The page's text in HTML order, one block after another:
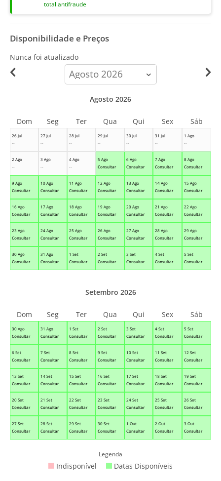
total antifraude
Disponibilidade e Preços
Nunca foi atualizado
calendar-
month
26 Jul
--
27 Jul
--
28 Jul
--
29 Jul
--
30 Jul
--
31 Jul
--
1 Ago
--
2 Ago
--
3 Ago
--
4 Ago
--
5 Ago
Consultar
6 Ago
Consultar
7 Ago
Consultar
8 Ago
Consultar
9 Ago
Consultar
10 Ago
Consultar
11 Ago
Consultar
12 Ago
Consultar
13 Ago
Consultar
14 Ago
Consultar
15 Ago
Consultar
16 Ago
Consultar
17 Ago
Consultar
18 Ago
Consultar
19 Ago
Consultar
20 Ago
Consultar
21 Ago
Consultar
22 Ago
Consultar
23 Ago
Consultar
24 Ago
Consultar
25 Ago
Consultar
26 Ago
Consultar
27 Ago
Consultar
28 Ago
Consultar
29 Ago
Consultar
30 Ago
Consultar
31 Ago
Consultar
1 Set
Consultar
2 Set
Consultar
3 Set
Consultar
4 Set
Consultar
5 Set
Consultar
Agosto 2026
Dom Seg Ter Qua Qui Sex Sáb
30 Ago
Consultar
31 Ago
Consultar
1 Set
Consultar
2 Set
Consultar
3 Set
Consultar
4 Set
Consultar
5 Set
Consultar
6 Set
Consultar
7 Set
Consultar
8 Set
Consultar
9 Set
Consultar
10 Set
Consultar
11 Set
Consultar
12 Set
Consultar
13 Set
Consultar
14 Set
Consultar
15 Set
Consultar
16 Set
Consultar
17 Set
Consultar
18 Set
Consultar
19 Set
Consultar
20 Set
Consultar
21 Set
Consultar
22 Set
Consultar
23 Set
Consultar
24 Set
Consultar
25 Set
Consultar
26 Set
Consultar
27 Set
Consultar
28 Set
Consultar
29 Set
Consultar
30 Set
Consultar
1 Out
Consultar
2 Out
Consultar
3 Out
Consultar
Setembro 2026
Dom Seg Ter Qua Qui Sex Sáb
Legenda
Indisponível Datas Disponíveis